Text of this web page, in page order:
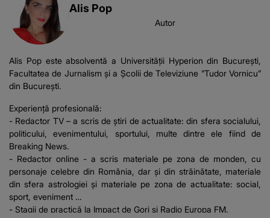
Alis Pop
Autor
Alis Pop este absolventă a Universității Hyperion din București,
Facultatea de Jurnalism și a Școlii de Televiziune ”Tudor Vornicu”
din București.
Experiență profesională:
- Redactor TV – a scris de știri de actualitate: din sfera socialului,
politicului, evenimentului, sportului, multe dintre ele fiind de
Breaking News.
- Redactor online - a scris materiale pe zona de monden, cu
personaje celebre din România, dar și din străinătate, materiale
din sfera astrologiei și materiale pe zona de actualitate: social,
sport, eveniment
- Stagii de practică la Impact de Gorj și Radio Europa FM.